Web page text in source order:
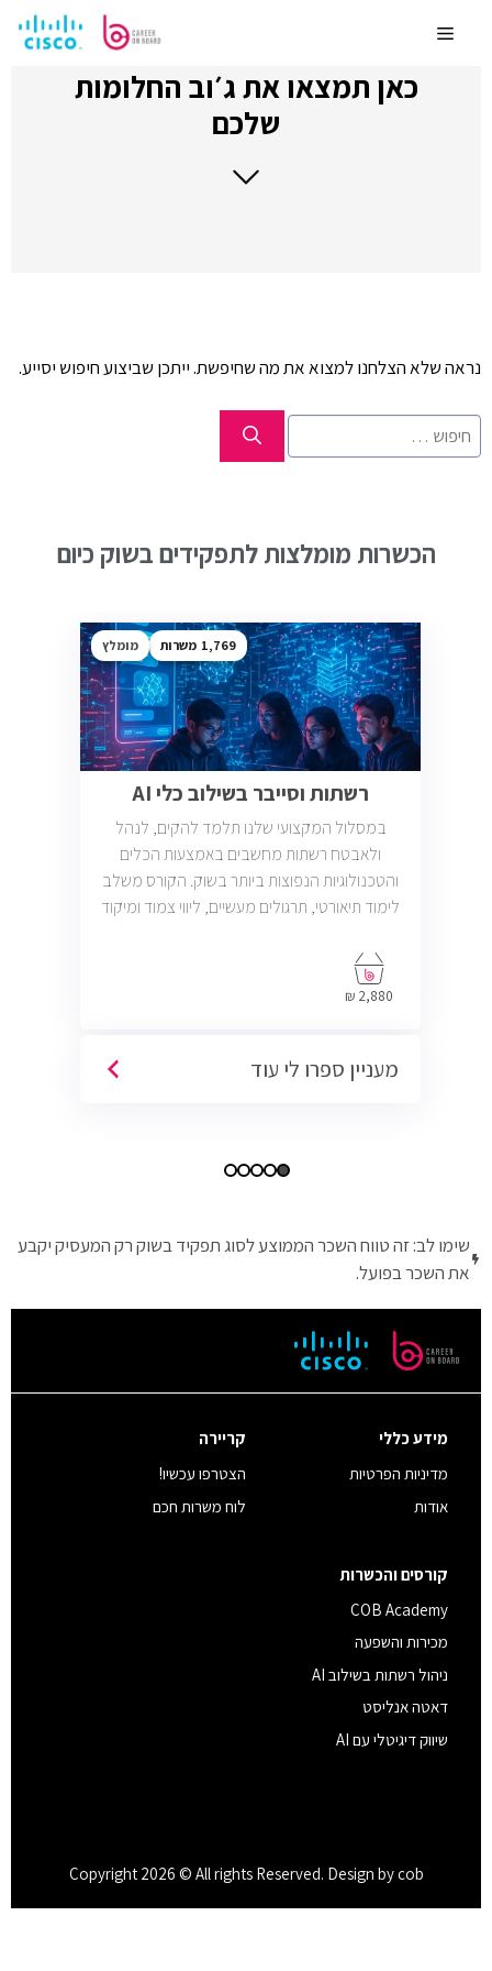
לתוכןMenu
כאן תמצאו את ג׳וב החלומות
שלכם
נראה שלא הצלחנו למצוא את מה שחיפשת. ייתכן שביצוע חיפוש יסייע.
חיפוש:
הכשרות מומלצות לתפקידים בשוק כיום
1,769 מומלץ
רשתות וסייבר בשילוב כלי AI
במסלול המקצועי שלנו תלמד להקים, לנהל
ולאבטח רשתות מחשבים באמצעות הכלים
והטכנולוגיות הנפוצות ביותר בשוק. הקורס משלב
לימוד תיאורטי, תרגולים מעשיים, ליווי צמוד ומיקוד
2,880 ₪
מעניין ספרו לי עוד
שימו לב: זה טווח השכר הממוצע לסוג תפקיד בשוק רק המעסיק יקבע
את השכר בפועל.
מידע כללי
מדיניות הפרטיות
אודות
קריירה
הצטרפו עכשיו!
לוח משרות חכם
קורסים והכשרות
COB Academy
מכירות והשפעה
ניהול רשתות בשילוב AI
דאטה אנליסט
שיווק דיגיטלי עם AI
Copyright 2026 © All rights Reserved. Design by cob